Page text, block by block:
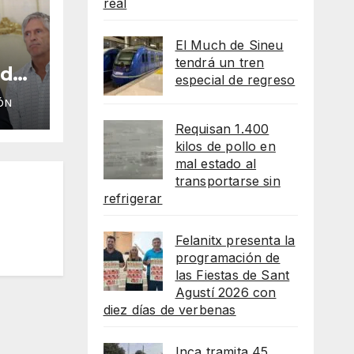
El Much de Sineu
tendrá un tren
especial de regreso
Requisan 1.400
kilos de pollo en
mal estado al
transportarse sin
refrigerar
Felanitx presenta la
programación de
las Fiestas de Sant
Agustí 2026 con
diez días de verbenas